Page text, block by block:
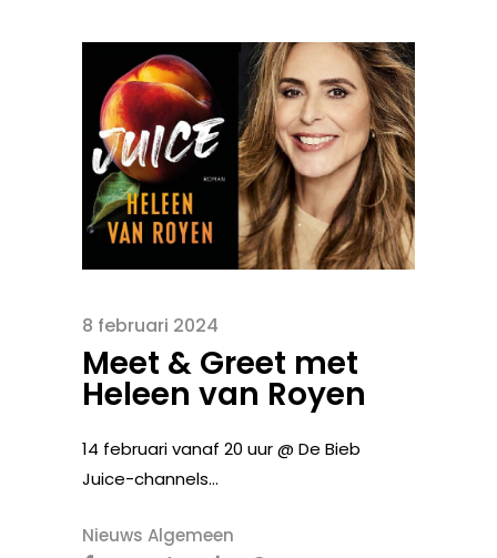
8 februari 2024
Meet & Greet met
Heleen van Royen
14 februari vanaf 20 uur @ De Bieb
Juice-channels...
Nieuws Algemeen